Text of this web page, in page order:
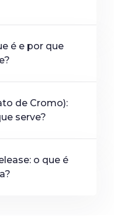
é e por que
de Cromo):
serve?
o que é